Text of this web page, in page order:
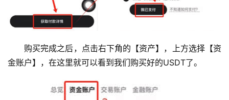
购买完成之后，点击右下角的【资产】，上方选择【资
金账户】，在这里就可以看到我们购买好的USDT了。